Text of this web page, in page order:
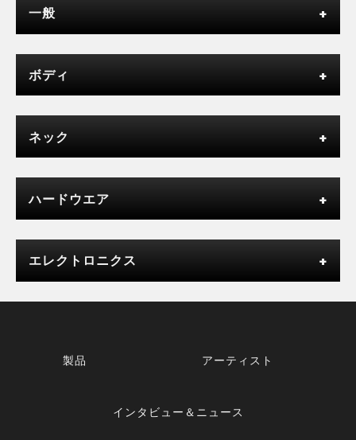
一般
ボディ
ネック
ハードウエア
エレクトロニクス
製品 アーティスト
インタビュー＆ニュース